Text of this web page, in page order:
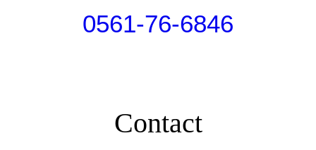
0561-76-6846
Contact